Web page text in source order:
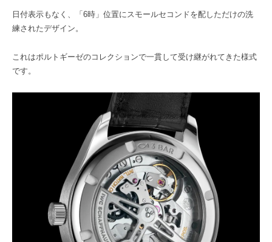
日付表示もなく、「6時」位置にスモールセコンドを配しただけの洗
練されたデザイン。
これはポルトギーゼのコレクションで一貫して受け継がれてきた様式
です。